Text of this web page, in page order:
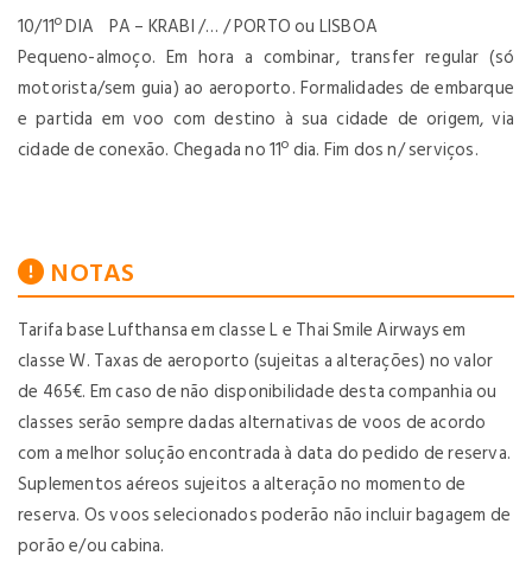
10/11º DIA PA – KRABI /… / PORTO ou LISBOA
Pequeno-almoço. Em hora a combinar, transfer regular (só
motorista/sem guia) ao aeroporto. Formalidades de embarque
e partida em voo com destino à sua cidade de origem, via
cidade de conexão. Chegada no 11º dia. Fim dos n/ serviços.
NOTAS
Tarifa base Lufthansa em classe L e Thai Smile Airways em
classe W. Taxas de aeroporto (sujeitas a alterações) no valor
de 465€. Em caso de não disponibilidade desta companhia ou
classes serão sempre dadas alternativas de voos de acordo
com a melhor solução encontrada à data do pedido de reserva.
Suplementos aéreos sujeitos a alteração no momento de
reserva. Os voos selecionados poderão não incluir bagagem de
porão e/ou cabina.